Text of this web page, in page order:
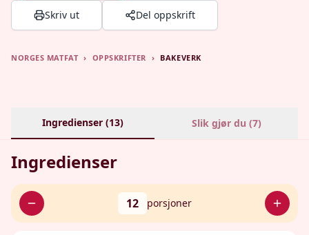
Skriv ut Del oppskrift
NORGES MATFAT › OPPSKRIFTER › BAKEVERK
Ingredienser (13) Slik gjør du (7)
Ingredienser
12 porsjoner